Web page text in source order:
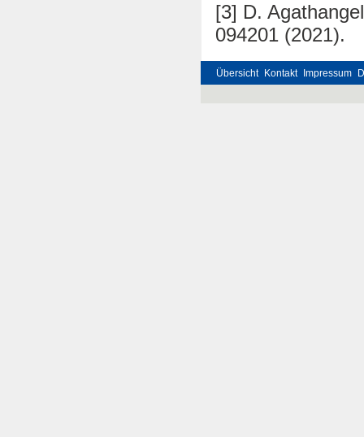
[3] D.
094201 (2021).
Übersicht Kontakt Impressum